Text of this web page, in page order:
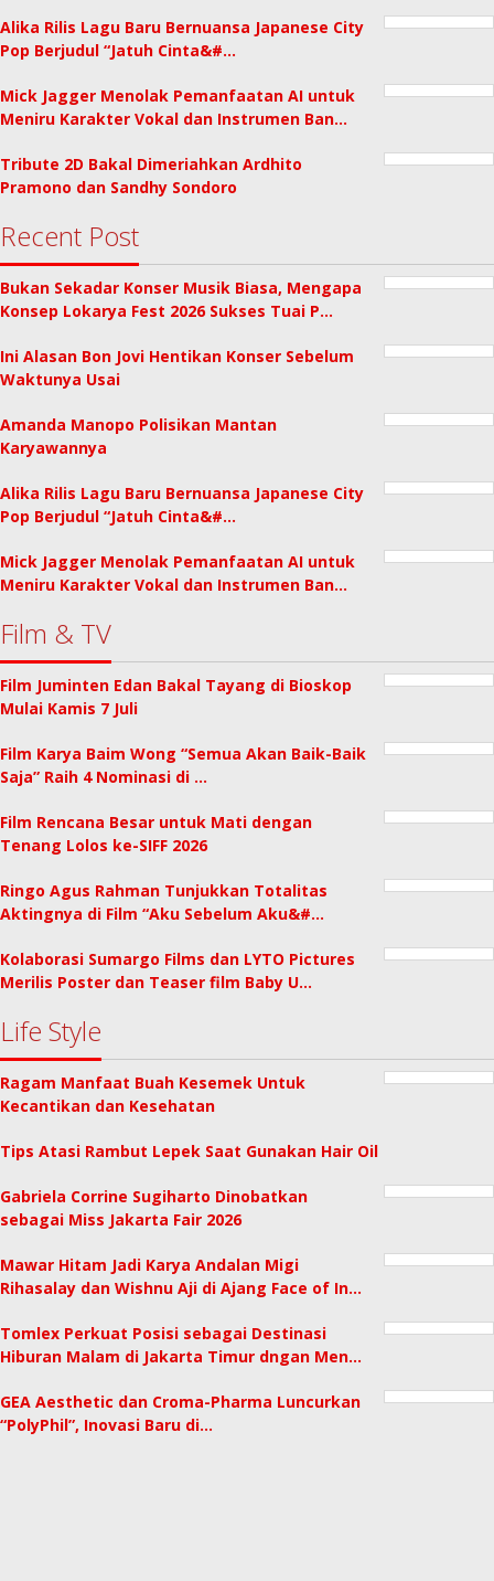
Alika Rilis Lagu Baru Bernuansa Japanese City
Pop Berjudul “Jatuh Cinta&#…
Mick Jagger Menolak Pemanfaatan AI untuk
Meniru Karakter Vokal dan Instrumen Ban…
Tribute 2D Bakal Dimeriahkan Ardhito
Pramono dan Sandhy Sondoro
Recent Post
Bukan Sekadar Konser Musik Biasa, Mengapa
Konsep Lokarya Fest 2026 Sukses Tuai P…
Ini Alasan Bon Jovi Hentikan Konser Sebelum
Waktunya Usai
Amanda Manopo Polisikan Mantan
Karyawannya
Alika Rilis Lagu Baru Bernuansa Japanese City
Pop Berjudul “Jatuh Cinta&#…
Mick Jagger Menolak Pemanfaatan AI untuk
Meniru Karakter Vokal dan Instrumen Ban…
Film & TV
Film Juminten Edan Bakal Tayang di Bioskop
Mulai Kamis 7 Juli
Film Karya Baim Wong “Semua Akan Baik-Baik
Saja” Raih 4 Nominasi di …
Film Rencana Besar untuk Mati dengan
Tenang Lolos ke-SIFF 2026
Ringo Agus Rahman Tunjukkan Totalitas
Aktingnya di Film “Aku Sebelum Aku&#…
Kolaborasi Sumargo Films dan LYTO Pictures
Merilis Poster dan Teaser film Baby U…
Life Style
Ragam Manfaat Buah Kesemek Untuk
Kecantikan dan Kesehatan
Tips Atasi Rambut Lepek Saat Gunakan Hair Oil
Gabriela Corrine Sugiharto Dinobatkan
sebagai Miss Jakarta Fair 2026
Mawar Hitam Jadi Karya Andalan Migi
Rihasalay dan Wishnu Aji di Ajang Face of In…
Tomlex Perkuat Posisi sebagai Destinasi
Hiburan Malam di Jakarta Timur dngan Men…
GEA Aesthetic dan Croma-Pharma Luncurkan
“PolyPhil”, Inovasi Baru di…